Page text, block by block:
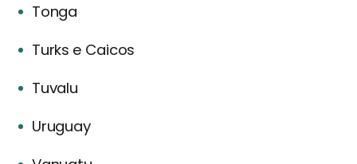
Tonga
Turks e Caicos
Tuvalu
Uruguay